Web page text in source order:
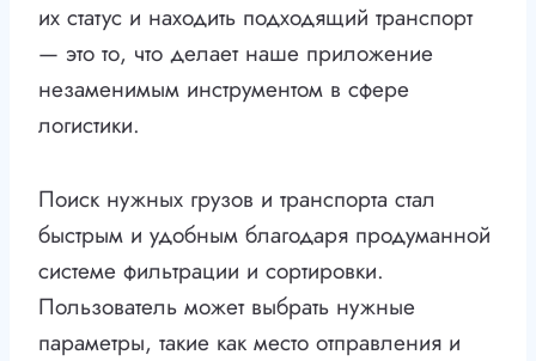
их статус и находить подходящий транспорт
— это то, что делает наше приложение
незаменимым инструментом в сфере
логистики.
Поиск нужных грузов и транспорта стал
быстрым и удобным благодаря продуманной
системе фильтрации и сортировки.
Пользователь может выбрать нужные
параметры, такие как место отправления и